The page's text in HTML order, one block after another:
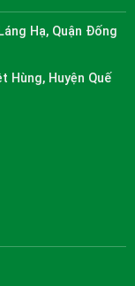
Hạ, Quận Đống
Hùng, Huyện Quế